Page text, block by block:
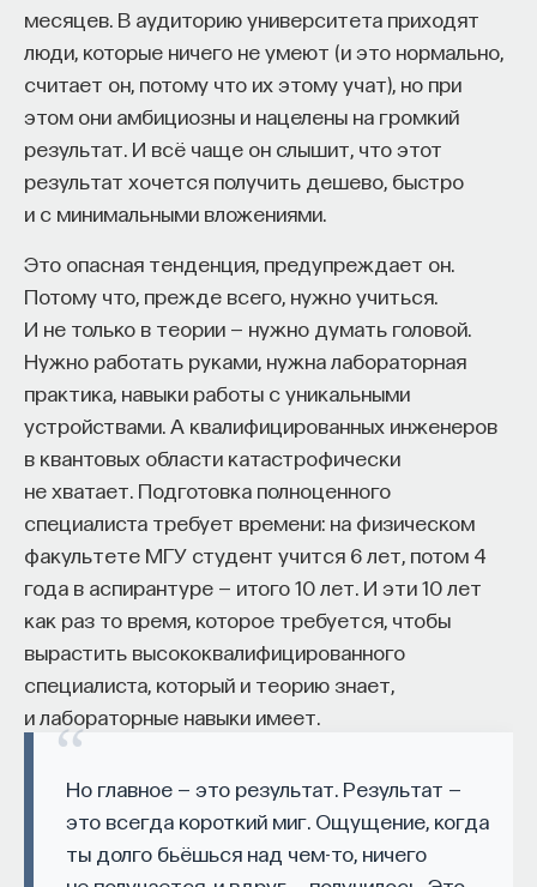
месяцев. В аудиторию университета приходят
люди, которые ничего не умеют (и это нормально,
считает он, потому что их этому учат), но при
этом они амбициозны и нацелены на громкий
результат. И всё чаще он слышит, что этот
результат хочется получить дешево, быстро
и с минимальными вложениями.
Это опасная тенденция, предупреждает он.
Потому что, прежде всего, нужно учиться.
И не только в теории — нужно думать головой.
Нужно работать руками, нужна лабораторная
практика, навыки работы с уникальными
устройствами. А квалифицированных инженеров
в квантовых области катастрофически
не хватает. Подготовка полноценного
специалиста требует времени: на физическом
факультете МГУ студент учится 6 лет, потом 4
года в аспирантуре — итого 10 лет. И эти 10 лет
как раз то время, которое требуется, чтобы
вырастить высококвалифицированного
специалиста, который и теорию знает,
и лабораторные навыки имеет.
Но главное — это результат. Результат —
это всегда короткий миг. Ощущение, когда
ты долго бьёшься над чем-то, ничего